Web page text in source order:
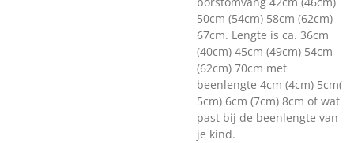
50cm (54cm) 58cm (62cm)
67cm. Lengte is ca. 36cm
(40cm) 45cm (49cm) 54cm
(62cm) 70cm met
beenlengte 4cm (4cm) 5cm(
5cm) 6cm (7cm) 8cm of wat
past bij de beenlengte van
je kind.